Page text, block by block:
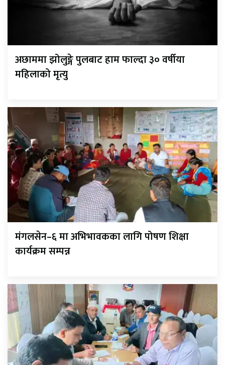
अछाममा झोलुङ्गे पुलबाट हाम फाल्दा ३० वर्षीया
महिलाको मृत्यु
मंगलसेन–६ मा अभिभावकका लागि पोषण शिक्षा
कार्यक्रम सम्पन्न